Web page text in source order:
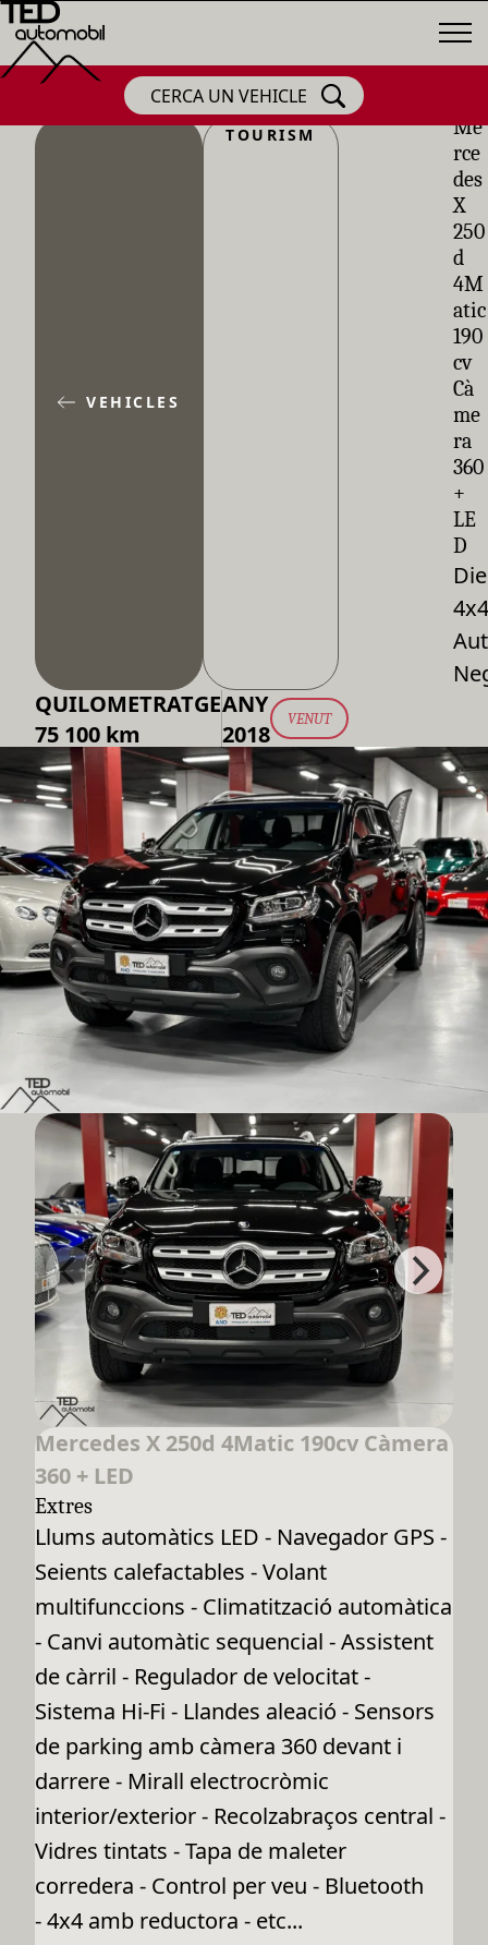
CERCA UN VEHICLE
VEHICLES
TOURISM
Me
rce
des
X
250
d
4M
atic
190
cv
Cà
me
ra
360
+
LE
D
4x4
QUILOMETRATGE
75 100 km
ANY
2018
VENUT
Mercedes X 250d 4Matic 190cv Càmera
360 + LED
Extres
Llums automàtics LED - Navegador GPS -
Seients calefactables - Volant
multifunccions - Climatització automàtica
- Canvi automàtic sequencial - Assistent
de càrril - Regulador de velocitat -
Sistema Hi-Fi - Llandes aleació - Sensors
de parking amb càmera 360 devant i
darrere - Mirall electrocròmic
interior/exterior - Recolzabraços central -
Vidres tintats - Tapa de maleter
corredera - Control per veu - Bluetooth
- 4x4 amb reductora - etc...